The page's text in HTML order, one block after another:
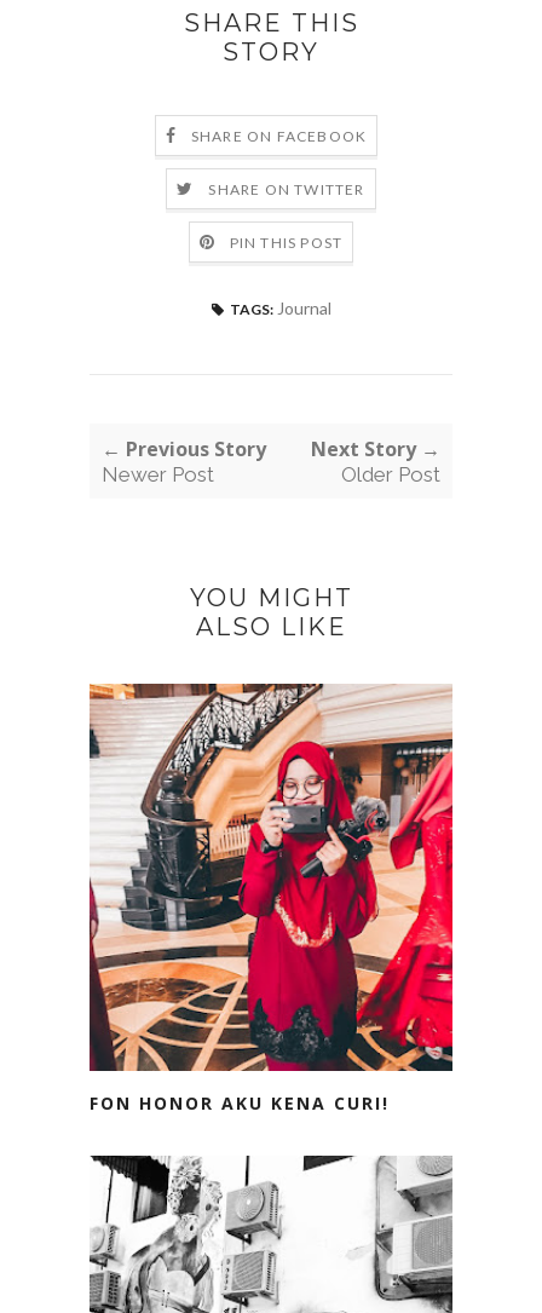
SHARE THIS
STORY
SHARE ON FACEBOOK
SHARE ON TWITTER
PIN THIS POST
TAGS: Journal
← Previous Story
Newer Post
Next Story →
Older Post
YOU MIGHT
ALSO LIKE
FON HONOR AKU KENA CURI!